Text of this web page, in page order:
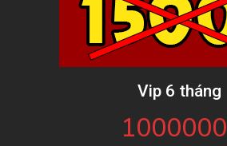
Vip 6 tháng
1000000